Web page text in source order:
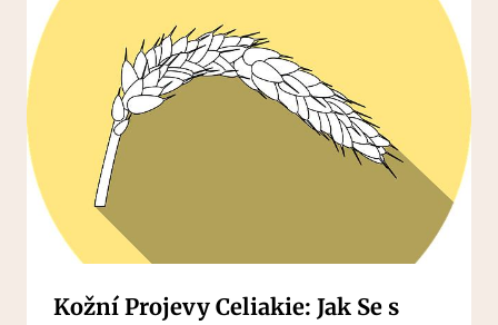
Kožní Projevy Celiakie: Jak Se s